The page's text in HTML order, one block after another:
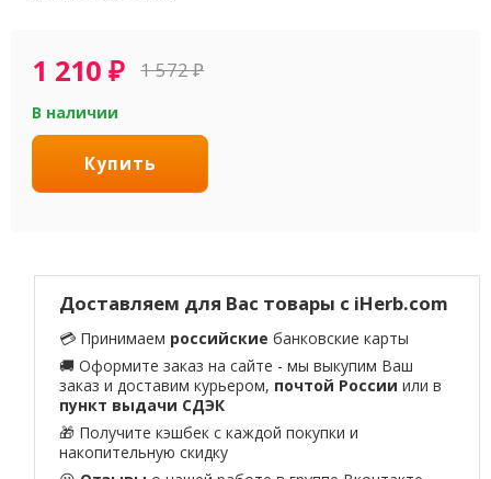
1 210₽ 1 572₽
В наличии
Купить
Доставляем для Вас товары с iHerb.com
💳 Принимаем российские банковские карты
🚚 Оформите заказ на сайте - мы выкупим Ваш
заказ и доставим курьером, почтой России или в
пункт выдачи СДЭК
🎁 Получите кэшбек с каждой покупки и
накопительную скидку